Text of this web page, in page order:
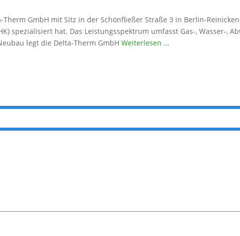
GmbH mit Sitz in der Schönfließer Straße 3 in Berlin-
spezialisiert hat. Das Leistungsspektrum umfasst Gas-, Wasser-,
legt die Delta-Therm GmbH Weiterlesen …